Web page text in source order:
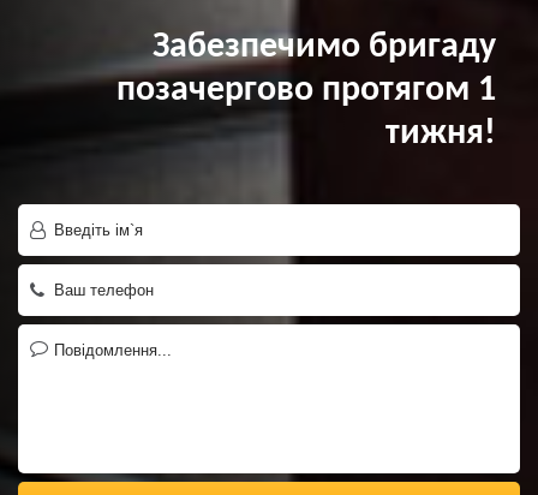
Забезпечимо бригаду
позачергово протягом 1
тижня!